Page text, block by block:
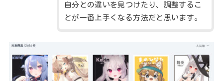
自分との違いを見つけたり、調整するこ
とが一番上手くなる方法だと思います。